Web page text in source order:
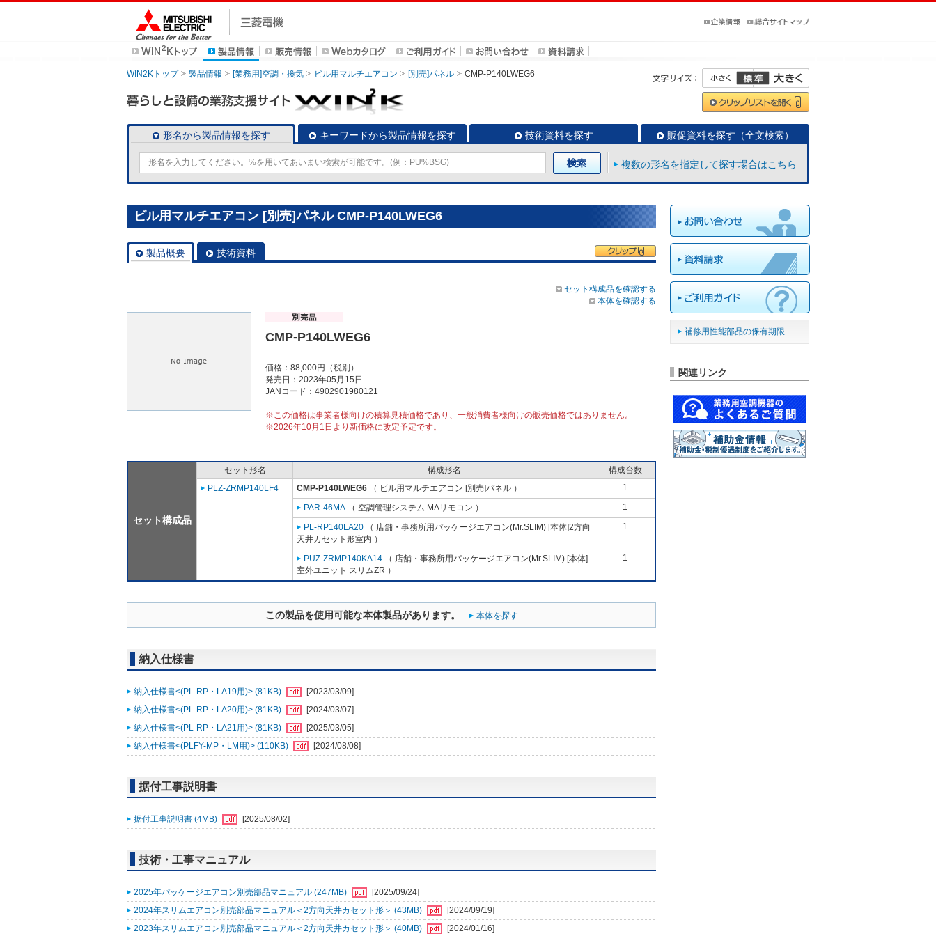
WIN2Kトップ 製品情報 [業務用]空調・換気 ビル用マルチエアコン [別売]パネル CMP-P140LWEG6
形名から製品情報を探す キーワードから製品情報を探す 技術資料を探す 販促資料を探す（全文検索）
複数の形名を指定して探す場合はこちら
ビル用マルチエアコン [別売]パネル CMP-P140LWEG6
製品概要 技術資料
セット構成品を確認する
本体を確認する
CMP-P140LWEG6
価格：88,000円（税別）
発売日：2023年05月15日
JANコード：4902901980121
※この価格は事業者様向けの積算見積価格であり、一般消費者様向けの販売価格ではありません。
※2026年10月1日より新価格に改定予定です。
セット構成品
セット形名 構成形名
構成台数
PLZ-ZRMP140LF4
CMP-P140LWEG6 （ ビル用マルチエアコン [別売]パネル ） 1
PAR-46MA （ 空調管理システム MAリモコン ） 1
PL-RP140LA20 （ 店舗・事務所用パッケージエアコン(Mr.SLIM) [本体]2方向
天井カセット形室内 ）
1
PUZ-ZRMP140KA14 （ 店舗・事務所用パッケージエアコン(Mr.SLIM) [本体]
室外ユニット スリムZR ）
1
この製品を使用可能な本体製品があります。 本体を探す
納入仕様書
納入仕様書<(PL-RP・LA19用)> (81KB)
[2023/03/09]
納入仕様書<(PL-RP・LA20用)> (81KB)
[2024/03/07]
納入仕様書<(PL-RP・LA21用)> (81KB)
[2025/03/05]
納入仕様書<(PLFY-MP・LM用)> (110KB)
[2024/08/08]
据付工事説明書
据付工事説明書 (4MB) [2025/08/02]
技術・工事マニュアル
2025年パッケージエアコン別売部品マニュアル (247MB)
[2025/09/24]
2024年スリムエアコン別売部品マニュアル＜2方向天井カセット形＞ (43MB)
[2024/09/19]
2023年スリムエアコン別売部品マニュアル＜2方向天井カセット形＞ (40MB)
[2024/01/16]
補修用性能部品の保有期限
関連リンク